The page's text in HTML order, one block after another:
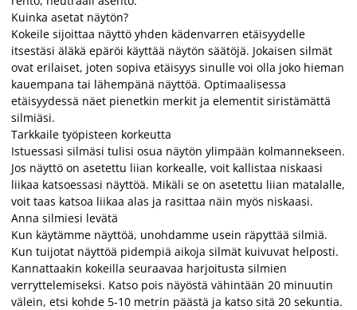
Kuinka asetat näytön?
Kokeile sijoittaa näyttö yhden kädenvarren etäisyydelle
itsestäsi äläkä epäröi käyttää näytön säätöjä. Jokaisen silmät
ovat erilaiset, joten sopiva etäisyys sinulle voi olla joko hieman
kauempana tai lähempänä näyttöä. Optimaalisessa
etäisyydessä näet pienetkin merkit ja elementit siristämättä
silmiäsi.
Tarkkaile työpisteen korkeutta
Istuessasi silmäsi tulisi osua näytön ylimpään kolmannekseen.
Jos näyttö on asetettu liian korkealle, voit kallistaa niskaasi
liikaa katsoessasi näyttöä. Mikäli se on asetettu liian matalalle,
voit taas katsoa liikaa alas ja rasittaa näin myös niskaasi.
Anna silmiesi levätä
Kun käytämme näyttöä, unohdamme usein räpyttää silmiä.
Kun tuijotat näyttöä pidempiä aikoja silmät kuivuvat helposti.
Kannattaakin kokeilla seuraavaa harjoitusta silmien
verryttelemiseksi. Katso pois näyöstä vähintään 20 minuutin
välein, etsi kohde 5-10 metrin päästä ja katso sitä 20 sekuntia.